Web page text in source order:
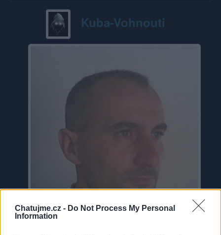
Chatujme.cz - Do Not Process My Personal
Information
Kuba-Vohnouti